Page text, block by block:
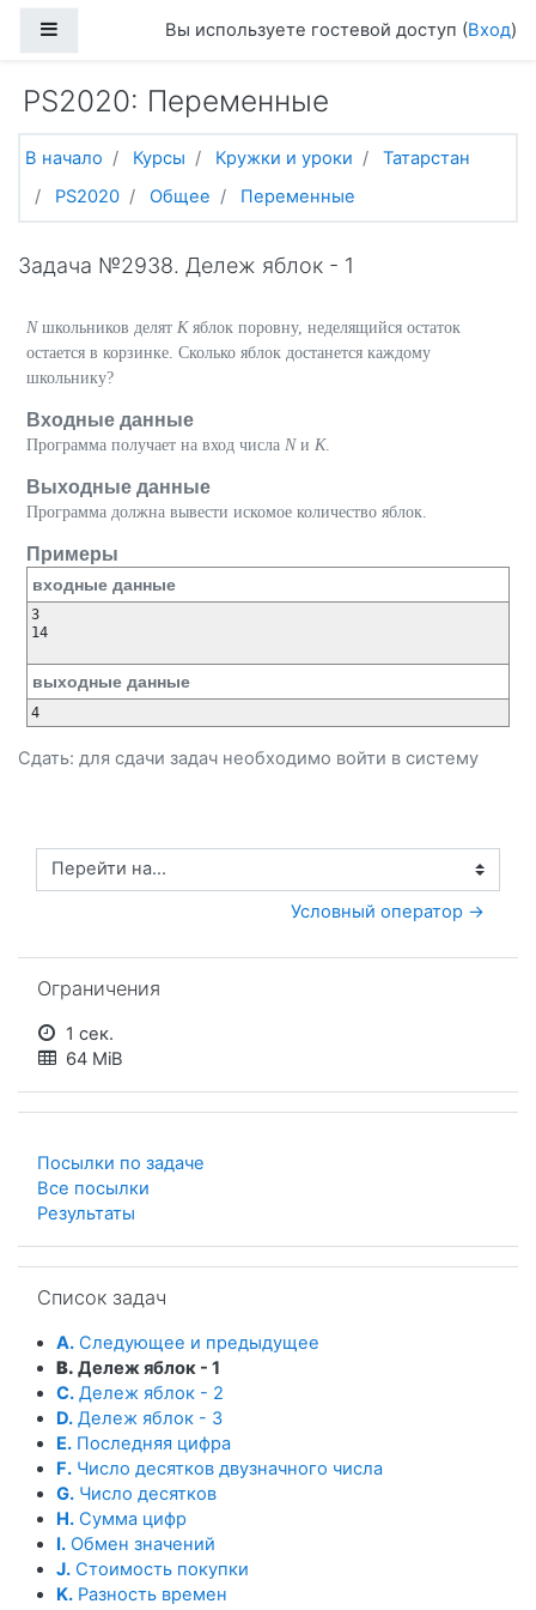
Боковая панельВы используете гостевой доступ (Вход)
PS2020: Переменные
В начало Курсы Кружки и уроки
Татарстан
PS2020
Общее Переменные
Задача №2938. Дележ яблок - 1
Nшкольников делят Kяблок поровну, неделящийся остаток
остается в корзинке. Сколько яблок достанется каждому
школьнику?
Входные данные
Программа получает на вход числа Nи K.
Выходные данные
Программа должна вывести искомое количество яблок.
Примеры
входные данные
3
14
выходные данные
Сдать: для сдачи задач необходимо войти в систему
Перейти на...
Условный оператор →
Ограничения
1 сек.
64 MiB
Посылки по задаче
Все посылки
Результаты
Список задач
A. Следующее и предыдущее
B. Дележ яблок - 1
C. Дележ яблок - 2
D. Дележ яблок - 3
E. Последняя цифра
F. Число десятков двузначного числа
G. Число десятков
H. Сумма цифр
I. Обмен значений
J. Стоимость покупки
K. Разность времен